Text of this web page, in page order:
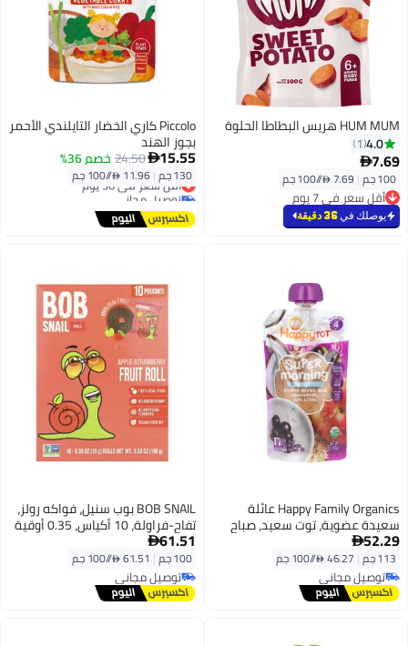
HUM MUM هريس البطاطا الحلوة
4.0
1
7.69
100 جم |
أقل سعر في 7 يوم
أقل سعر في 7 يوم
يوصلك في36 دقيقة
Piccolo كاري الخضار التايلندي الأحمر
بجوز الهند
15.55
24.50خصم 36%
130 جم |
أقل سعر في 30 يوم
توصيل مجاني
أقل سعر في 30 يوم
Happy Family Organics عائلة
سعيدة عضوية، توت سعيد، صباح
خارق، خالي من الألبان، للأطفال من
عمر 2 سنوات فما فوق، تفاح
عضوي، أكاي، حليب جوز الهند،
شوفان وشيا، 4 أونصات (113 جرام)
52.29
113 جم |
توصيل مجاني
توصيل مجاني
BOB SNAIL بوب سنيل، فواكه رولز،
تفاح-فراولة، 10 أكياس، 0.35 أوقية
(10 جرام) لكل منها 61.51
100 جم |
توصيل مجاني
توصيل مجاني